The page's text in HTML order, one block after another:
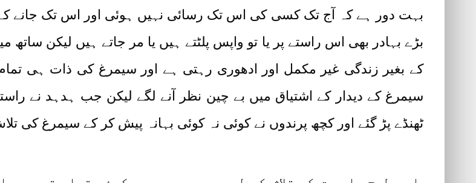
بہت دور ہے کہ آج تک کسی کی اس تک رسائی نہیں ہوئی اور اس تک جانے
بڑے بہادر بھی اس راستے پر یا تو واپس پلٹتے ہیں یا مر جاتے ہیں لیکن
کے بغیر زندگی غیر مکمل اور ادھوری رہتی ہے اور سیمرغ کی ذات ہی
سیمرغ کے دیدار کے اشتیاق میں بے چین نظر آنے لگے لیکن جب ہدہد نے
ٹھنڈے پڑ گئے اور کچھ پرندوں نے کوئی نہ کوئی بہانہ پیش کر کے سیمرغ کی